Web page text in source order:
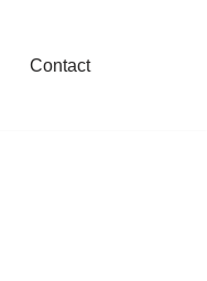
Contact